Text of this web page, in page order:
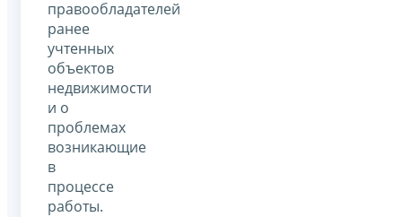
правообладателей
ранее
учтенных
объектов
недвижимости
и о
проблемах
возникающие
в
процессе
работы.